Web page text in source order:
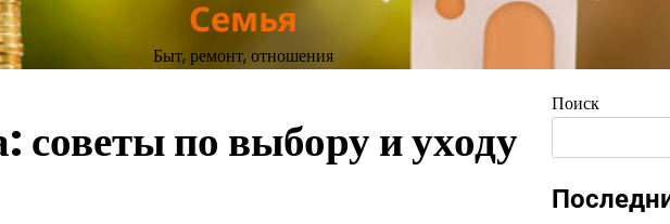
Семья
Быт, ремонт, отношения
по выбору и уходу
Поиск